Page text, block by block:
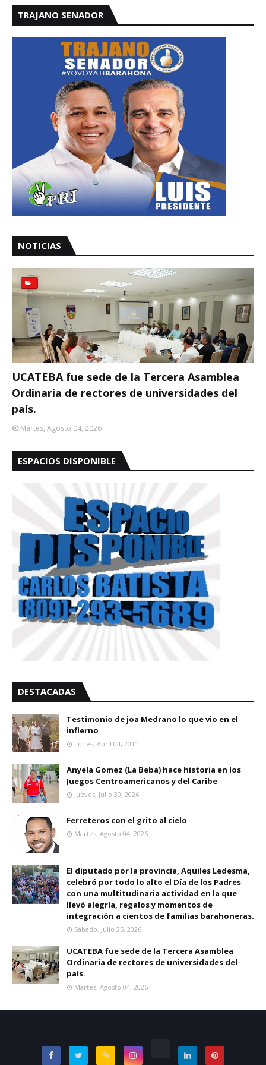
TRAJANO SENADOR
NOTICIAS
UCATEBA fue sede de la Tercera Asamblea
Ordinaria de rectores de universidades del
país.
Martes, Agosto 04, 2026
ESPACIOS DISPONIBLE
DESTACADAS
Testimonio de joa Medrano lo que vio en el
infierno
Lunes, Abril 04, 2011
Anyela Gomez (La Beba) hace historia en los
Juegos Centroamericanos y del Caribe
Jueves, Julio 30, 2026
Ferreteros con el grito al cielo
Martes, Agosto 04, 2026
El diputado por la provincia, Aquiles Ledesma,
celebró por todo lo alto el Día de los Padres
con una multitudinaria actividad en la que
llevó alegría, regalos y momentos de
integración a cientos de familias barahoneras.
Sábado, Julio 25, 2026
UCATEBA fue sede de la Tercera Asamblea
Ordinaria de rectores de universidades del
país.
Martes, Agosto 04, 2026